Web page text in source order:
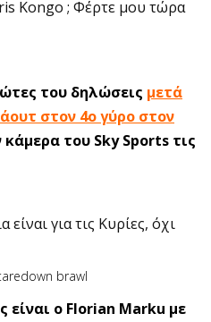
Kongo ; Φέρτε μου τώρα
του δηλώσεις μετά
στον 4ο γύρο στον
κάμερα του Sky Sports τις
για τις Κυρίες, όχι
είναι ο Florian Marku με